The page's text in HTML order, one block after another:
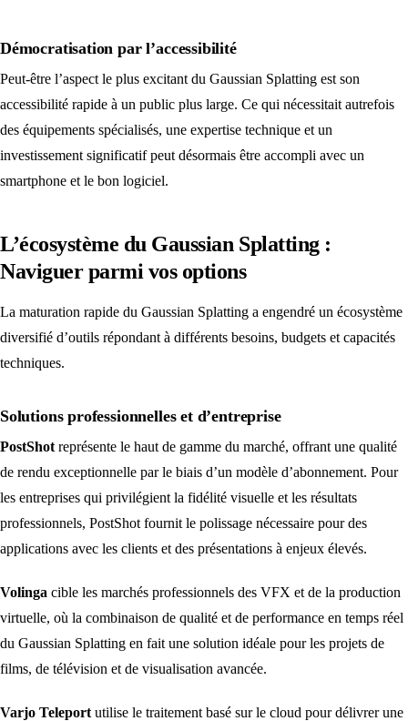
Démocratisation par l’accessibilité
Peut-être l’aspect le plus excitant du Gaussian Splatting est son
accessibilité rapide à un public plus large. Ce qui nécessitait autrefois
des équipements spécialisés, une expertise technique et un
investissement significatif peut désormais être accompli avec un
smartphone et le bon logiciel.
L’écosystème du Gaussian Splatting :
Naviguer parmi vos options
La maturation rapide du Gaussian Splatting a engendré un écosystème
diversifié d’outils répondant à différents besoins, budgets et capacités
techniques.
Solutions professionnelles et d’entreprise
PostShot représente le haut de gamme du marché, offrant une qualité
de rendu exceptionnelle par le biais d’un modèle d’abonnement. Pour
les entreprises qui privilégient la fidélité visuelle et les résultats
professionnels, PostShot fournit le polissage nécessaire pour des
applications avec les clients et des présentations à enjeux élevés.
Volinga cible les marchés professionnels des VFX et de la production
virtuelle, où la combinaison de qualité et de performance en temps réel
du Gaussian Splatting en fait une solution idéale pour les projets de
films, de télévision et de visualisation avancée.
Varjo Teleport utilise le traitement basé sur le cloud pour délivrer une